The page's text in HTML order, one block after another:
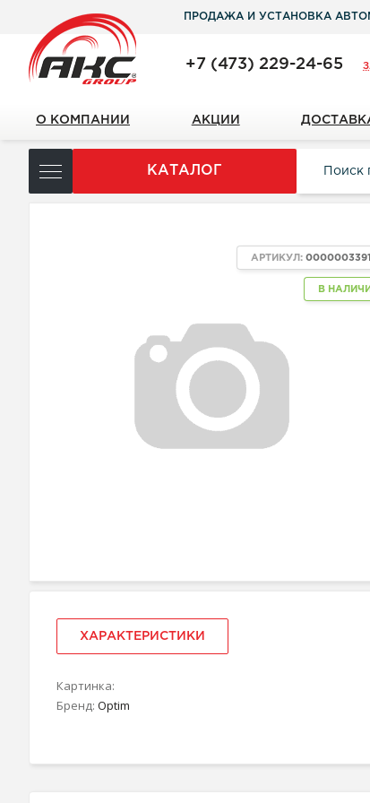
ПРОДАЖА И УСТАНОВКА
+7 (473) 229-24-65
О КОМПАНИИ АКЦИИ
КАТАЛОГ
В
АРТИКУЛ:
ХАРАКТЕРИСТИКИ
Картинка:
Бренд: Optim